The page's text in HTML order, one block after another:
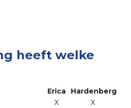
heeft welke
Erica
Hardenberg
X
X